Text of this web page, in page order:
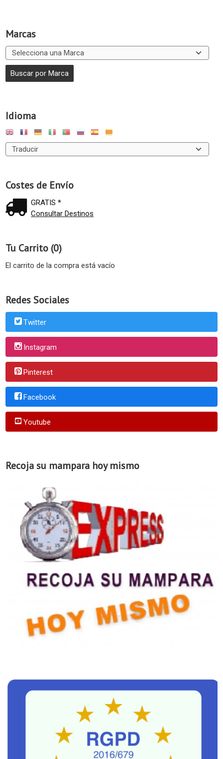
Marcas
Idioma
Costes de Envío
GRATIS *
Consultar Destinos
Tu Carrito (0)
El carrito de la compra está vacío
Redes Sociales
Twitter
Instagram
Pinterest
Facebook
Youtube
Recoja su mampara hoy mismo